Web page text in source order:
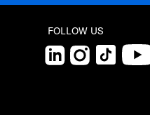
FOLLOW US
LinkedInInstagram
TikTok